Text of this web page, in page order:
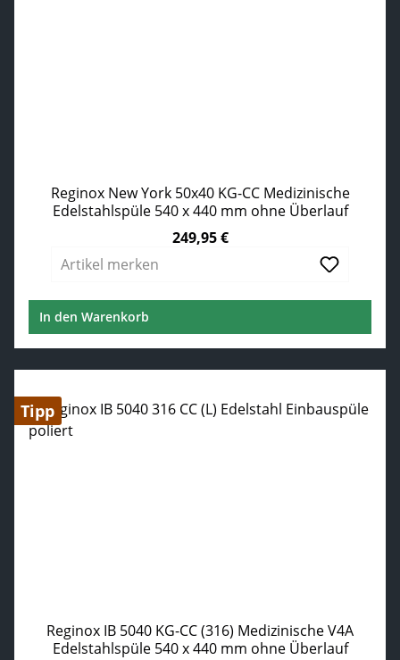
Reginox New York 50x40 KG-CC Medizinische
Edelstahlspüle 540 x 440 mm ohne Überlauf
249,95 €
Artikel merken
In den Warenkorb
Tipp
Reginox IB 5040 KG-CC (316) Medizinische V4A
Edelstahlspüle 540 x 440 mm ohne Überlauf